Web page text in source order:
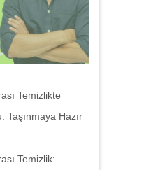
Temizlikte
Taşınmaya Hazır
Temizlik: